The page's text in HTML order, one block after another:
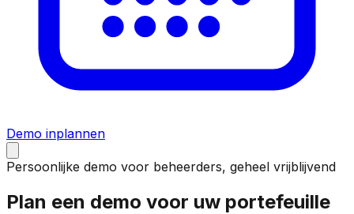
Demo inplannen
Persoonlijke demo voor beheerders, geheel vrijblijvend
Plan een demo voor uw portefeuille